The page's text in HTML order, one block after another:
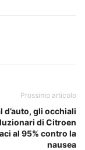
Prossimo articolo
d’auto, gli occhiali
di Citroen
al 95% contro la
nausea